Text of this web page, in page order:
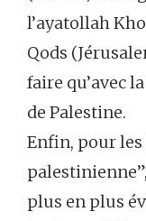
l’ayatollah
Qods
faire qu’avec
de Palestine.
Enfin, pour les
plus en plus